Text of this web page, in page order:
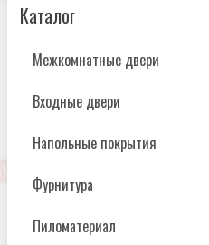
Каталог
Межкомнатные двери
Входные двери
Напольные покрытия
Фурнитура
Пиломатериал